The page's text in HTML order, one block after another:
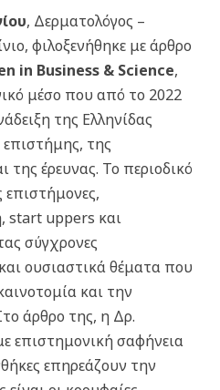
, Δερματολόγος –
φιλοξενήθηκε με άρθρο
in Business & Science,
μέσο που από το 2022
της Ελληνίδας
της
της έρευνας. Το περιοδικό
επιστήμονες,
start uppers και
σύγχρονες
ουσιαστικά θέματα που
και την
άρθρο της, η Δρ.
επιστημονική σαφήνεια
επηρεάζουν την